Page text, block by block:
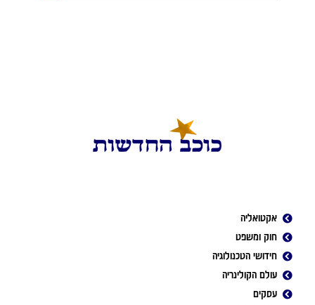
אקטואליה
חוק ומשפט
חידושי הטכנולוגיה
עולם הקולינריה
עסקים